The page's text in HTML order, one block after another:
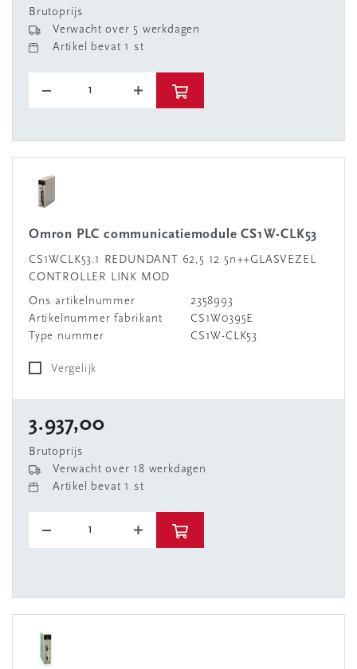
Brutoprijs
Verwacht over 5 werkdagen
Artikel bevat 1 st
Omron PLC communicatiemodule CS1W-CLK53
CS1WCLK53.1 REDUNDANT 62,5 12 5n++GLASVEZEL
CONTROLLER LINK MOD
Ons artikelnummer
2358993
Artikelnummer fabrikant
CS1W0395E
Type nummer
CS1W-CLK53
Vergelijk
3.937,00
Brutoprijs
Verwacht over 18 werkdagen
Artikel bevat 1 st